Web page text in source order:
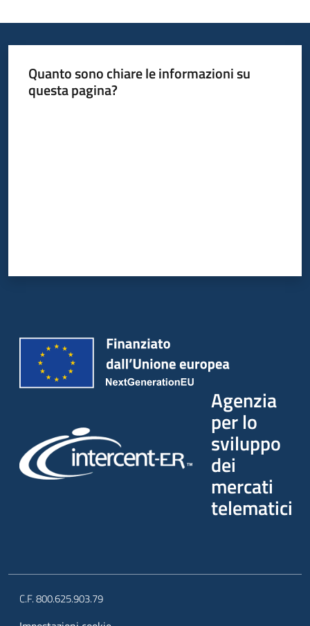
Quanto sono chiare le informazioni su
questa pagina?
Agenzia
per lo
sviluppo
dei
mercati
telematici
C.F. 800.625.903.79